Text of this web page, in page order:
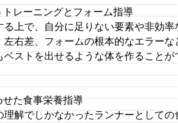
レーニングとフォーム指導
る上で、自分に足りない要素や非効
左右差、フォームの根本的なエラー
ベストを出せるような体を作ることが
た食事栄養指導
理解でしかなかったランナーとして